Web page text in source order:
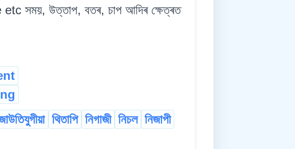
উত্তাপ, বতৰ, চাপ আদিৰ ক্ষেত্ৰত
থিতাপি নিগাজী নিচল নিজাপী